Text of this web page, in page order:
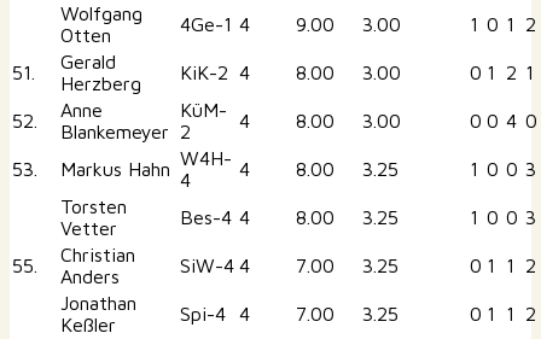
Wolfgang
Otten
4Ge-1 4 9.00 3.00 1 0 1 2
51.
Gerald
Herzberg
KiK-2 4 8.00 3.00 0 1 2 1
52.
Anne
Blankemeyer
KüM-
2
4 8.00 3.00 0 0 4 0
53. Markus Hahn W4H-
4
4 8.00 3.25 1 0 0 3
Torsten
Vetter
Bes-4 4 8.00 3.25 1 0 0 3
55.
Christian
Anders
SiW-4 4 7.00 3.25 0 1 1
2
Jonathan
Keßler
Spi-4 4 7.00 3.25 0 1 1 2